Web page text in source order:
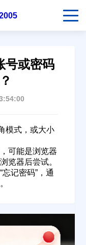
号或密码
模式，或大小
可能是浏览器
览器后尝试。
记密码”，通